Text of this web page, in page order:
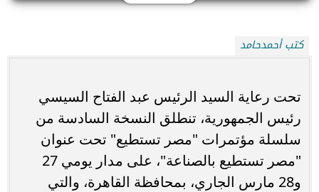
كتب أحمدحامد
تحت رعاية السيد الرئيس عبد الفتاح السيسي
رئيس الجمهورية، تنطلق النسخة السادسة من
سلسلة مؤتمرات "مصر تستطيع" تحت عنوان
"مصر تستطيع بالصناعة"، على مدار يومي 27
و28 مارس الجاري، بمحافظة القاهرة، والتي